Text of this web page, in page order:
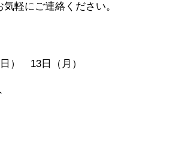
軽にご連絡ください。
） 13日（月）